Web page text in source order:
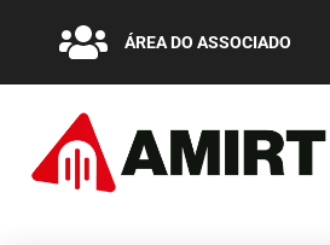
ÁREA DO ASSOCIADO